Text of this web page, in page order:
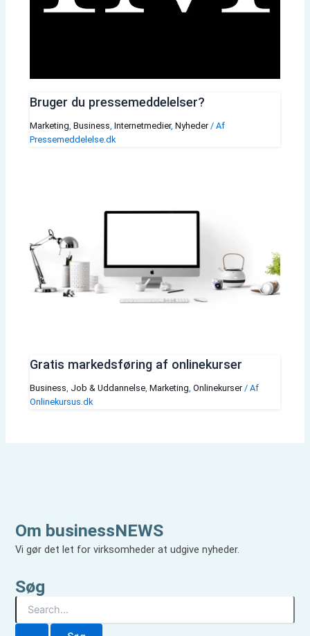
Bruger du pressemeddelelser?
Marketing, Business, Internetmedier, Nyheder/ Af
Pressemeddelelse.dk
Gratis markedsføring af onlinekurser
Business Job & Uddannelse, Marketing Onlinekurser/ Af
Onlinekursus.dk
Om businessNEWS
Vi gør det let for virksomheder at udgive nyheder.
Søg